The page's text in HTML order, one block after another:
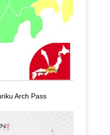
Arch Pass